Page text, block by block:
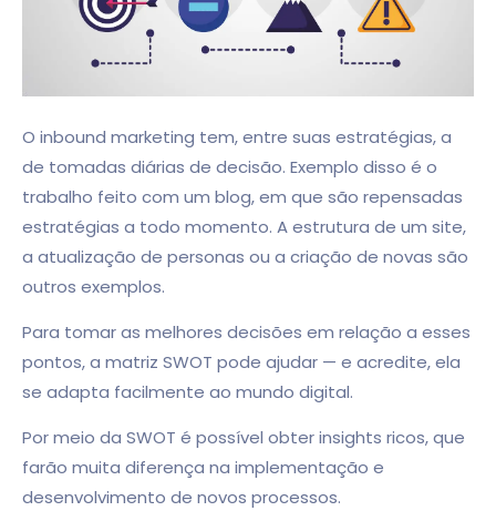
O inbound marketing tem, entre suas estratégias, a
de tomadas diárias de decisão. Exemplo disso é o
trabalho feito com um blog, em que são repensadas
estratégias a todo momento. A estrutura de um site,
a atualização de personas ou a criação de novas são
outros exemplos.
Para tomar as melhores decisões em relação a esses
pontos, a matriz SWOT pode ajudar — e acredite, ela
se adapta facilmente ao mundo digital.
Por meio da SWOT é possível obter insights ricos, que
farão muita diferença na implementação e
desenvolvimento de novos processos.